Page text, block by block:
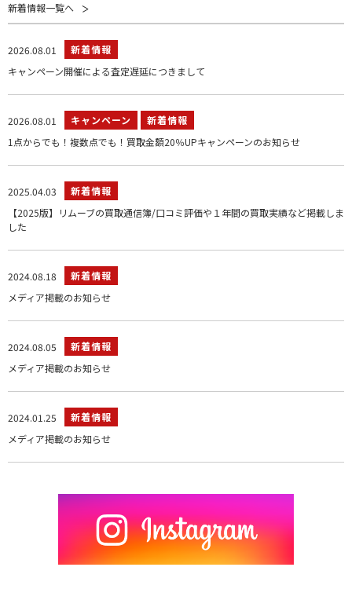
新着情報一覧へ
2026.08.01
新着情報
キャンペーン開催による査定遅延につきまして
2026.08.01 キャンペーン
新着情報
1点からでも！複数点でも！買取金額20％UPキャンペーンのお知らせ
2025.04.03
新着情報
【2025版】リムーブの買取通信簿/口コミ評価や１年間の買取実績など掲載しま
した
2024.08.18
新着情報
メディア掲載のお知らせ
2024.08.05
新着情報
メディア掲載のお知らせ
2024.01.25
新着情報
メディア掲載のお知らせ